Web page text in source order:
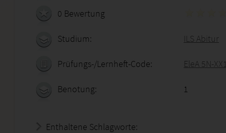
0 Bewertung
Studium: ILS Abitur
Prüfungs-/Lernheft-Code: EleA 5N-
Benotung: 1
Enthaltene Schlagworte: